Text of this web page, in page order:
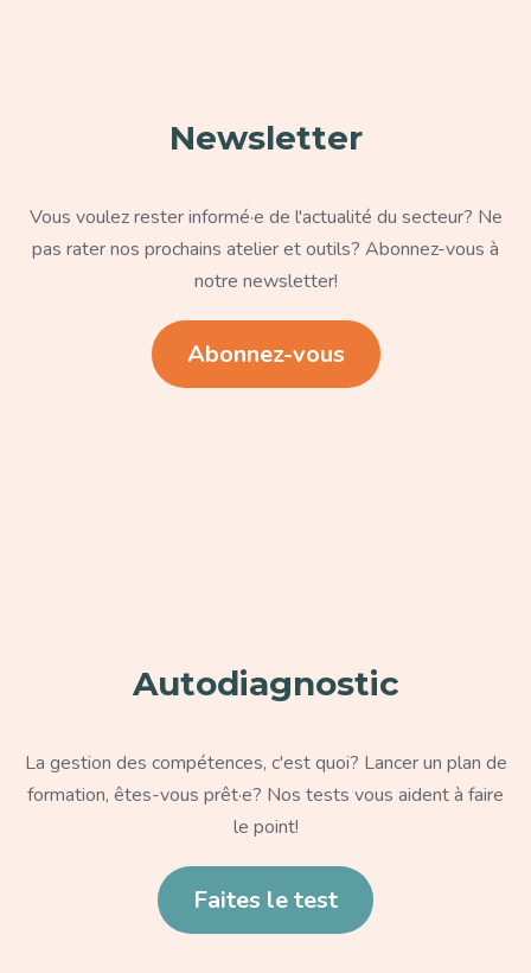
Newsletter
Vous voulez rester informé·e de l'actualité du secteur? Ne
pas rater nos prochains atelier et outils? Abonnez-vous à
notre newsletter!
Abonnez-vous
Autodiagnostic
La gestion des compétences, c'est quoi? Lancer un plan de
formation, êtes-vous prêt·e? Nos tests vous aident à faire
le point!
Faites le test